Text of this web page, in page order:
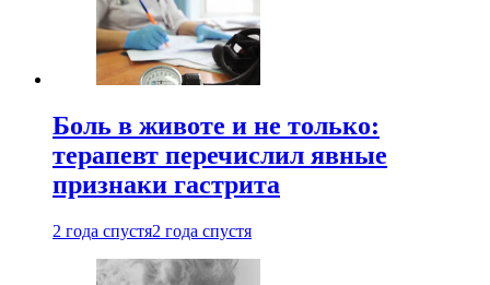
Боль в животе и не только:
терапевт перечислил явные
признаки гастрита
2 года спустя2 года спустя